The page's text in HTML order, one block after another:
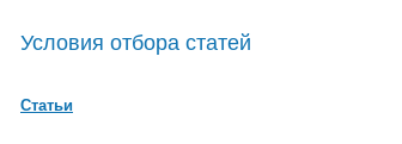
Условия отбора статей
Статьи